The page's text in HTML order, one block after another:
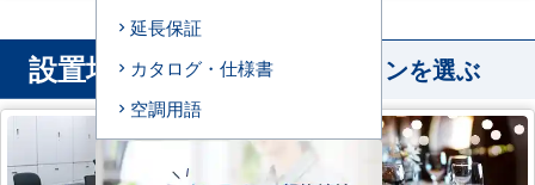
設置場所 から業務用エアコンを選ぶ
延長保証
カタログ・仕様書
空調用語